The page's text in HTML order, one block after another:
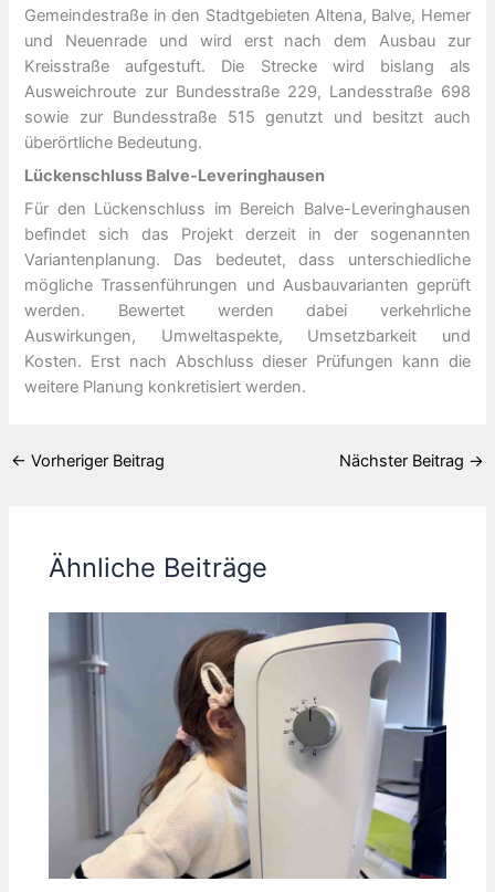
Gemeindestraße in den Stadtgebieten Altena, Balve, Hemer
und Neuenrade und wird erst nach dem Ausbau zur
Kreisstraße aufgestuft. Die Strecke wird bislang als
Ausweichroute zur Bundesstraße 229, Landesstraße 698
sowie zur Bundesstraße 515 genutzt und besitzt auch
überörtliche Bedeutung.
Lückenschluss Balve-Leveringhausen
Für den Lückenschluss im Bereich Balve-Leveringhausen
befindet sich das Projekt derzeit in der sogenannten
Variantenplanung. Das bedeutet, dass unterschiedliche
mögliche Trassenführungen und Ausbauvarianten geprüft
werden. Bewertet werden dabei verkehrliche
Auswirkungen, Umweltaspekte, Umsetzbarkeit und
Kosten. Erst nach Abschluss dieser Prüfungen kann die
weitere Planung konkretisiert werden.
← Vorheriger Beitrag Nächster Beitrag →
Ähnliche Beiträge